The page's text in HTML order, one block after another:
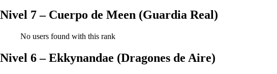
Nivel 7 – Cuerpo de Meen (Guardia Real)
No users found with this rank
Nivel 6 – Ekkynandae (Dragones de Aire)